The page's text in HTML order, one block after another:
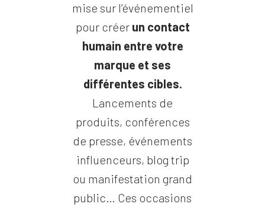
mise sur l’événementiel
pour créer un contact
humain entre votre
marque et ses
différentes cibles.
Lancements de
produits, conférences
de presse, événements
influenceurs, blog trip
ou manifestation grand
public… Ces occasions